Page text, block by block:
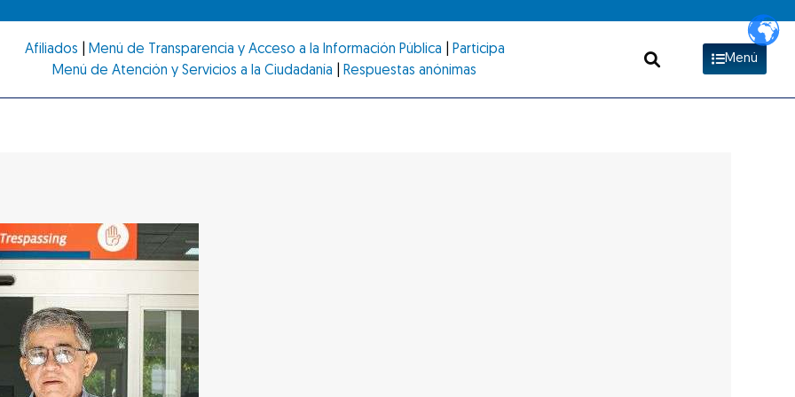
Afiliados Menú de Transparencia y Acceso a la Información Pública
Participa
Menú de Atención y Servicios a la Ciudadanía
Respuestas anónimas
Menú